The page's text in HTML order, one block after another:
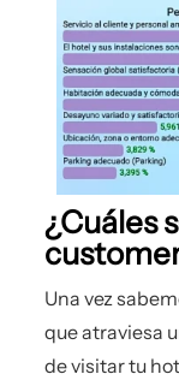
¿Cuáles
Una vez
que atraviesa
de visitar tu